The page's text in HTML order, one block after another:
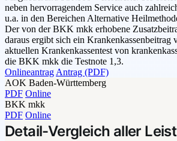
neben hervorragendem Service auch
u.a. in den Bereichen Alternative
Der von der BKK mkk erhobene
daraus ergibt sich ein Krankenkassenbeitrag
aktuellen Krankenkassentest von
die BKK mkk die Testnote 1,3.
Onlineantrag Antrag (PDF)
AOK Baden-Württemberg
PDF Online
BKK mkk
PDF Online
Detail-Vergleich aller